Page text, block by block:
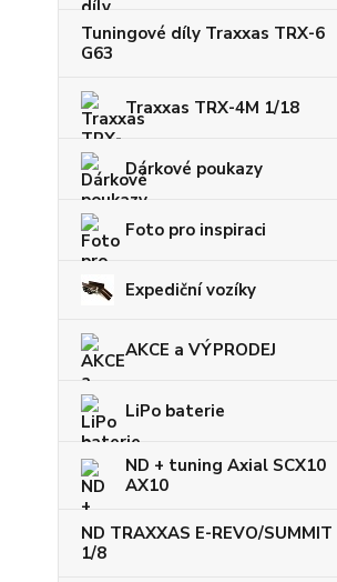
Tuningové díly Traxxas TRX-6
G63
Traxxas TRX-4M 1/18
Dárkové poukazy
Foto pro inspiraci
Expediční vozíky
AKCE a VÝPRODEJ
LiPo baterie
ND + tuning Axial SCX10
AX10
ND TRAXXAS E-REVO/SUMMIT
1/8